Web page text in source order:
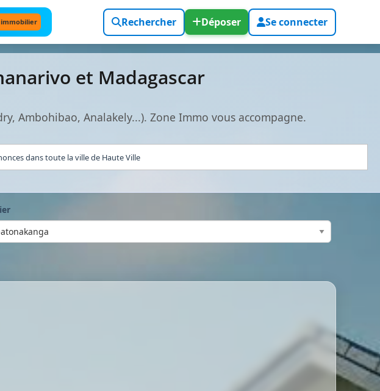
immobilier Rechercher Déposer Se connecter
et Madagascar
Ambohibao, Analakely...). Zone Immo vous accompagne.
dans toute la ville de Haute Ville